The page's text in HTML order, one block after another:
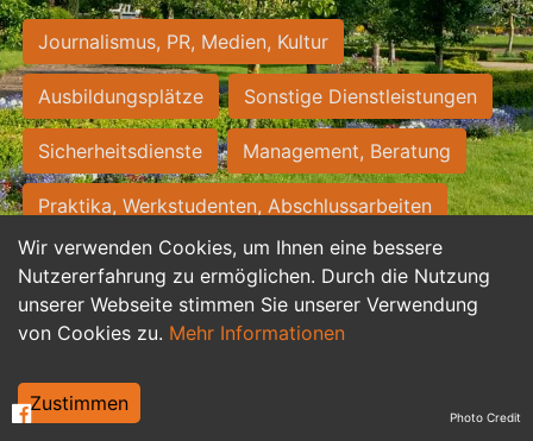
Wir verwenden Cookies, um Ihnen eine bessere
Nutzererfahrung zu ermöglichen. Durch die Nutzung
unserer Webseite stimmen Sie unserer Verwendung
von Cookies zu. Mehr Informationen
Zustimmen
Journalismus, PR, Medien, Kultur
Ausbildungsplätze Sonstige Dienstleistungen
Sicherheitsdienste Management, Beratung
Praktika, Werkstudenten, Abschlussarbeiten
Personalwesen Assistenz, Sekretariat
Hilfskräfte, Aushilfs- und Nebenjobs
Weiterbildung, Studium, duale Ausbildung Photo Credit